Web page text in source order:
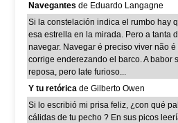
Navegantes de Eduardo Langagne
Si la constelación indica el rumbo hay
esa estrella en la mirada. Pero a tanta
navegar. Navegar é preciso viver não
corrige enderezando el barco. A babor
reposa, pero late furioso...
Y tu retórica de Gilberto Owen
Si lo escribió mi prisa feliz, ¿con qué
cálidas de tu pecho ? En sus picos